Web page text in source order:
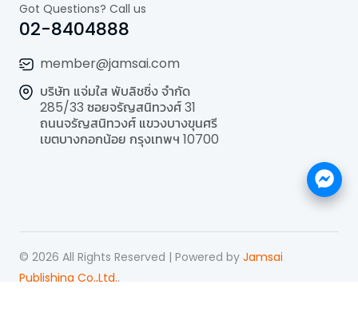
Got Questions? Call us
02-8404888
member@jamsai.com
บริษัท แจ่มใส พับลิชชิ่ง จำกัด
285/33 ซอยจรัญสนิทวงศ์ 31
ถนนจรัญสนิทวงศ์ แขวงบางขุนศรี
เขตบางกอกน้อย กรุงเทพฯ 10700
© 2026 All Rights Reserved | Powered by Jamsai
Publishing Co.,Ltd..